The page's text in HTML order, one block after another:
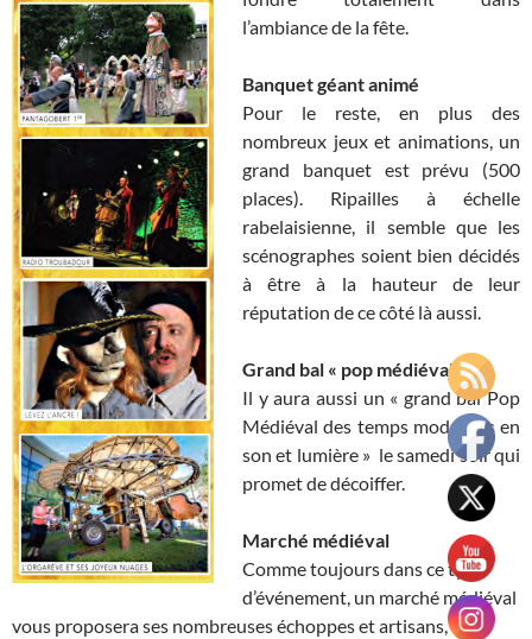
l’ambiance de la fête.
Banquet géant animé
Pour le reste, en plus des
nombreux jeux et animations, un
grand banquet est prévu (500
places). Ripailles à échelle
rabelaisienne, il semble que les
scénographes soient bien décidés
à être à la hauteur de leur
réputation de ce côté là aussi.
Grand bal « pop médiéval »
Il y aura aussi un « grand bal Pop
Médiéval des temps modernes en
son et lumière » le samedi soir qui
promet de décoiffer.
Marché médiéval
Comme toujours dans ce type
d’événement, un marché médiéval
vous proposera ses nombreuses échoppes et artisans,